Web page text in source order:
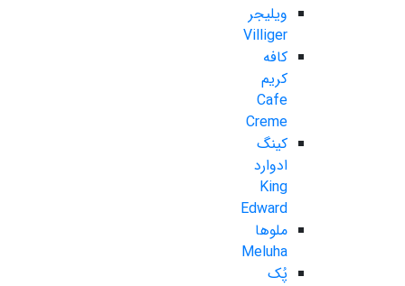
ویلیجر
Villiger
کافه
کریم
Cafe
Creme
کینگ
ادوارد
King
Edward
ملوها
Meluha
پُک